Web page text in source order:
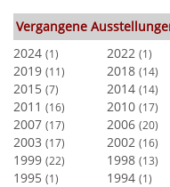
Vergangene
2024 (1) 2022 (1)
2019 (11) 2018 (14)
2015 (7) 2014 (14)
2011 (16) 2010 (17)
2007 (17) 2006 (20)
2003 (17) 2002 (16)
1999 (22) 1998 (13)
1995 (1) 1994 (1)